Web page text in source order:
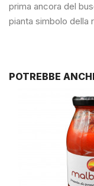
prima ancora del
pianta simbolo della
POTREBBE